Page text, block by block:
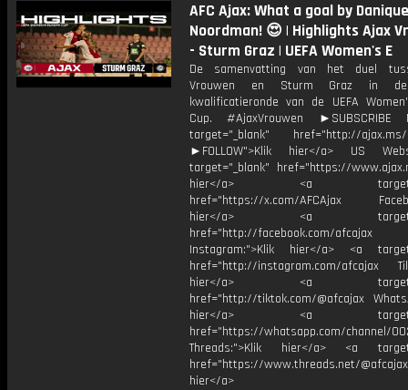
AFC Ajax: What a goal by Danique
Noordman! 😍 | Highlights Ajax
- Sturm Graz | UEFA Women's E
De samenvatting van het duel
Vrouwen en Sturm Graz in
kwalificatieronde van de UEFA
Cup. #AjaxVrouwen ►SUBSCRIBE
target="_blank" href="http://ajax.ms/
►FOLLOW">Klik hier</a> US
target="_blank" href="https://
hier</a> <a
href="https://x.com/AFCAjax
hier</a> <a
href="http://facebook.com/afcajax
Instagram:">Klik hier</a> <a
href="http://instagram.com/afcajax
hier</a> <a
href="http://tiktok.com/@afcajax
hier</a> <a
href="https://whatsapp.com/channel/
Threads:">Klik hier</a> <a
href="https://www.threads.net/
hier</a>